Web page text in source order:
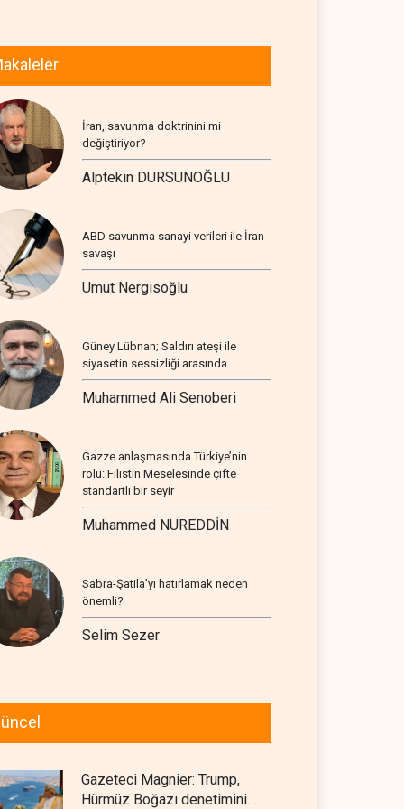
İran, savunma doktrinini mi
değiştiriyor?
Alptekin DURSUNOĞLU
ABD savunma sanayi verileri ile İran
savaşı
Umut Nergisoğlu
Güney Lübnan; Saldırı ateşi ile
siyasetin sessizliği arasında
Muhammed Ali Senoberi
Gazze anlaşmasında Türkiye’nin
rolü: Filistin Meselesinde çifte
standartlı bir seyir
Muhammed NUREDDİN
Sabra-Şatila’yı hatırlamak neden
önemli?
Selim Sezer
Gazeteci Magnier: Trump,
Hürmüz Boğazı denetimini